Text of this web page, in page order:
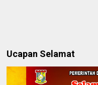
Ucapan Selamat